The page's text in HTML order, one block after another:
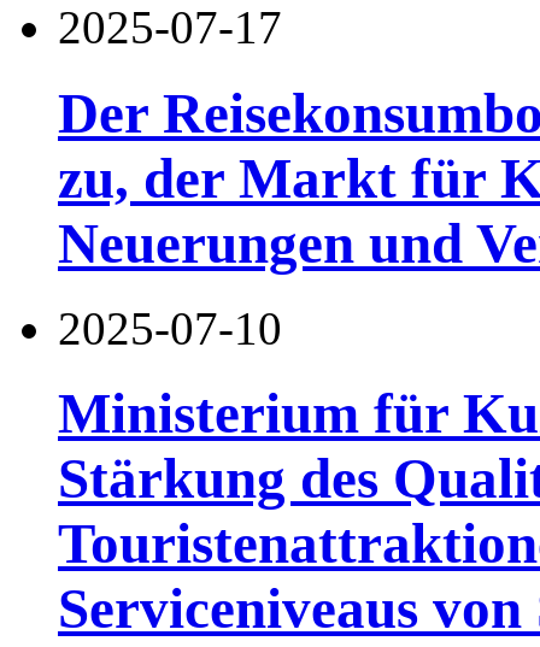
2025-07-17
Der
zu, der Markt für
Neuerungen und
2025-07-10
Ministerium für
Stärkung des
Serviceniveaus